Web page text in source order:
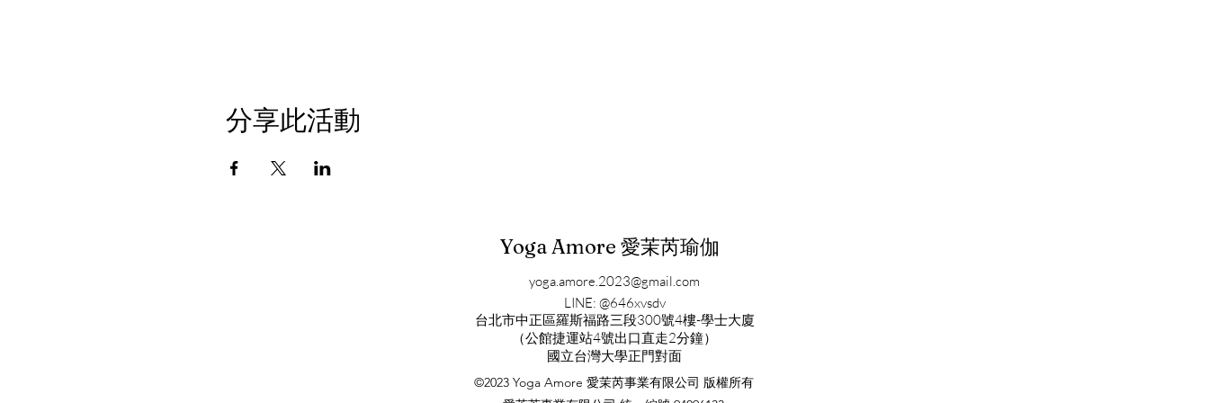
分享此活動
Yoga Amore 愛茉芮瑜伽
yoga.amore.2023@gmail.com
LINE: @646xvsdv
​台北市中正區羅斯福路三段300號4樓-學士大廈
（公館捷運站4號出口直走2分鐘）
​國立台灣大學正門對面
©2023 Yoga Amore 愛茉芮事業有限公司 版權所有